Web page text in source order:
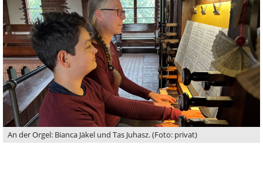
An der Orgel: Bianca Jäkel und Tas Juhasz. (Foto: privat)